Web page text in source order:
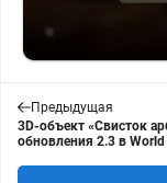
Предыдущая
3D-объект «Свисток
обновления 2.3 в World